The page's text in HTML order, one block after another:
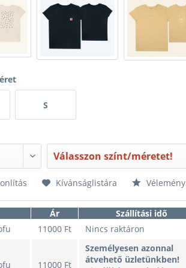
S
Válasszon színt/méretet!
Kívánságlistára Vélemény
Ár
Szállítási idő
11000 Ft Nincs raktáron
11000 Ft
Személyesen azonnal
átvehető üzletünkben!